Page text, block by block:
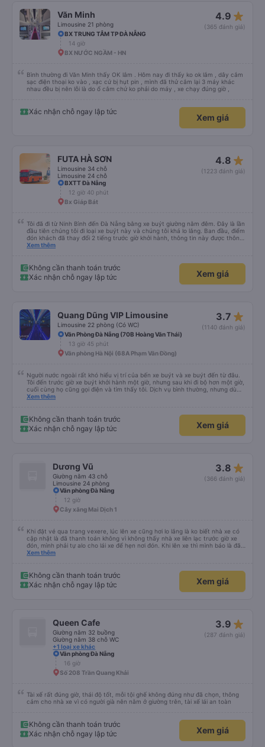
có thể sử dụng chúng vì chúng trống. Nhìn chung là một hành trình rất tốt :)
Văn Minh
Limousine 21 phòng
4.9 star_rate
(365 đánh giá)
BX TRUNG TÂM TP ĐÀ NẴNG
14 giờ
BX NƯỚC NGẦM - HN
Bình thường đi Văn Minh thấy OK lắm . Hôm nay đi thấy ko ok lắm , dây cắm
sạc điện thoại ko vào , xạc cứ bị hụt pin , mình đã thử cắm lại 3 máy khác
nhau đều bị nên lỗi là do ổ cắm chứ ko phải do máy , xe chạy đúng giờ ,
Xác nhận chỗ ngay lập tức
Xem giá
FUTA HÀ SƠN
Limousine 34 chỗ
Limousine 24 chỗ
4.8 star_rate
(1223 đánh giá)
BXTT Đà Nẵng
12 giờ 40 phút
Bx Giáp Bát
Tôi đã đi từ Ninh Bình đến Đà Nẵng bằng xe buýt giường nằm đêm. Đây là lần
đầu tiên chúng tôi đi loại xe buýt này và chúng tôi khá lo lắng. Ban đầu, điểm
đón khách đã thay đổi 2 tiếng trước giờ khởi hành, thông tin này được thông
báo qua email. Chúng tôi đến đúng địa điểm lúc 9 giờ nhưng xe buýt không
phút. Khi xe buýt đến, tài xế đã đến tận nơi giúp đỡ chúng tôi và nhân viên
chăm sóc khách hàng cũng đã xác nhận qua email. Xe buýt sạch sẽ và
giường ngủ thoải mái. Tài xế rất tốt bụng và chu đáo vì biết chúng tôi là
Xem thêm
Không cần thanh toán trước
Xác nhận chỗ ngay lập tức
Xem giá
Quang Dũng VIP Limousine
Limousine 22 phòng (Có WC)
3.7 star_rate
(1140 đánh giá)
Văn Phòng Đà Nẵng (70B Hoàng Văn Thái)
13 giờ 45 phút
Văn phòng Hà Nội (68A Phạm Văn Đồng)
Người nước ngoài rất khó hiểu vị trí của bến xe buýt và xe buýt đến từ đâu.
Tôi đến trước giờ xe buýt khởi hành một giờ, nhưng sau khi đi bộ hơn một giờ,
cuối cùng họ cũng gọi điện và tìm thấy tôi. Dịch vụ bình thường, nhưng dù
sao thì tôi ngủ ngon hơn ở khách sạn vì tôi rất thoải mái. Sẽ tuyệt hơn nếu
Xem thêm
Không cần thanh toán trước
Xác nhận chỗ ngay lập tức
Xem giá
Dương Vũ
Giường nằm 43 chỗ
Limousine 24 phòng
3.8 star_rate
(366 đánh giá)
Văn phòng Đà Nẵng
12 giờ
Cây xăng Mai Dịch 1
Khi đặt vé qua trang vexere, lúc lên xe cũng hơi lo lắng là ko biết nhà xe có
cập nhật là đã thanh toán không vì không thấy nhà xe liên lạc trước giờ xe
đón, mình phải tự alo cho lái xe để hẹn nơi đón. Khi lên xe thì mình báo là đã
mua qua trang vexere thì lúc đó nhà xe mới kiểm tra và OK. Như vậy, nếu
Xem thêm
Không cần thanh toán trước
Xác nhận chỗ ngay lập tức
Xem giá
Queen Cafe
Giường nằm 32 buồng
Giường nằm 38 chỗ WC
+1 loại xe khác
3.9 star_rate
(287 đánh giá)
Văn phòng Đà Nẵng
16 giờ
Số 208 Trần Quang Khải
Tài xế rất đúng giờ, thái độ tốt, mỗi tội ghế không đúng như đã chọn, thông
cảm cho nhà xe vì có người già nên nằm ở giường trên, tài xế lái an toàn
Không cần thanh toán trước
Xác nhận chỗ ngay lập tức
Xem giá